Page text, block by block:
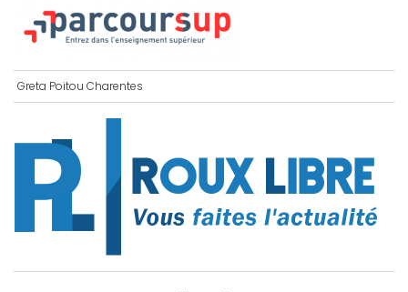
Greta Poitou Charentes